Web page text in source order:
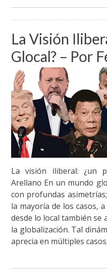
La Visión
Glocal? – Por
La visión iliberal: ¿un
Arellano En un mundo
con profundas
la mayoría de los casos,
desde lo local también se
la globalización. Tal
aprecia en múltiples